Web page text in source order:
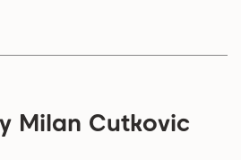
Milan Cutkovic